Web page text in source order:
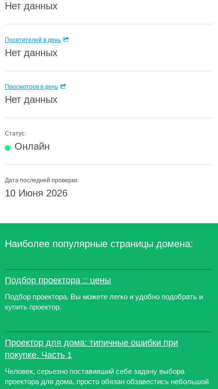
Нет данных
Посетителей в день
Нет данных
Просмотров в день
Нет данных
Статус:
Онлайн
Дата последней проверки:
10 Июня 2026
Наиболее популярные страницы домена:
Подбор проектора :: цены
Подбор проектора. Вы можете легко и удобно подобрать и
купить проектор.
Проектор для дома: типичные ошибки при
покупке. Часть 1
Человек, серьезно поставивший себе задачу выбора
проектора для дома, просто обязан обзавестись небольшой